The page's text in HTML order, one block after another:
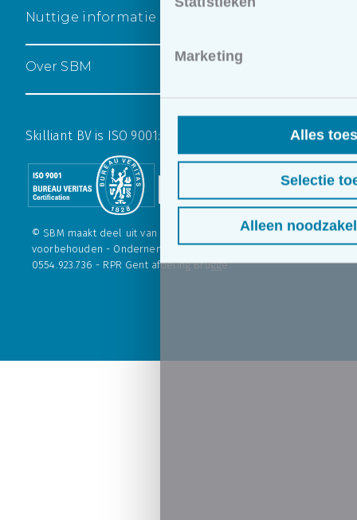
Marketing
Alles
Selectie
Alleen
Nuttige informatie
Over SBM
Skilliant BV is ISO 9001:2015 gecertificeerd
© SBM maakt deel uit van
. - Alle rechten
voorbehouden - Ondernemingsnr. 554.923.736 - BTW nr.: BE
0554.923.736 - RPR Gent afdeling Brugge